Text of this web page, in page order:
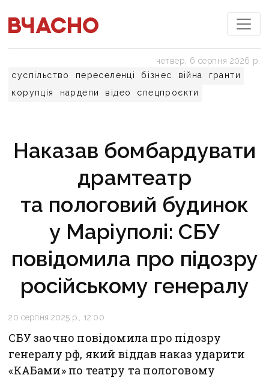
суспільство переселенці бізнес війна
гранти
корупція
нардепи відео спецпроєкти
четвер, 6 серпня 2026 р.
Наказав бомбардувати
драмтеатр
та пологовий будинок
у Маріуполі: СБУ
повідомила про підозру
російському генералу
20 серпня 2025 р., 12:00
СБУ заочно повідомила про підозру
генералу рф, який віддав наказ ударити
«КАБами» по театру та пологовому